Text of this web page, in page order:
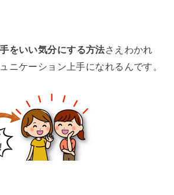
をいい気分にする方法さえわかれ
ニケーション上手になれるんです。